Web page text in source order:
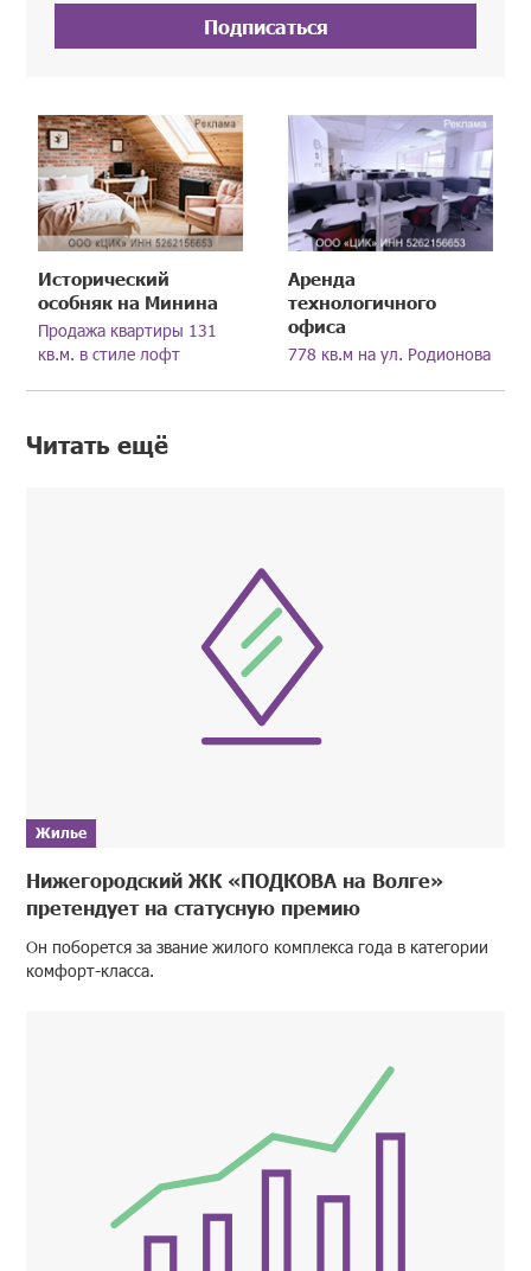
Подписаться
Исторический
особняк на Минина
Продажа квартиры 131
кв.м. в стиле лофт
Аренда
технологичного
офиса
778 кв.м на ул. Родионова
Читать ещё
Жилье
Нижегородский ЖК «ПОДКОВА на Волге»
претендует на статусную премию
Он поборется за звание жилого комплекса года в категории
комфорт-класса.